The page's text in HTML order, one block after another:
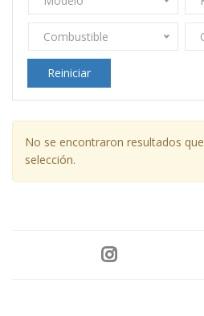
Combustible
Reiniciar
No se encontraron resultados
selección.